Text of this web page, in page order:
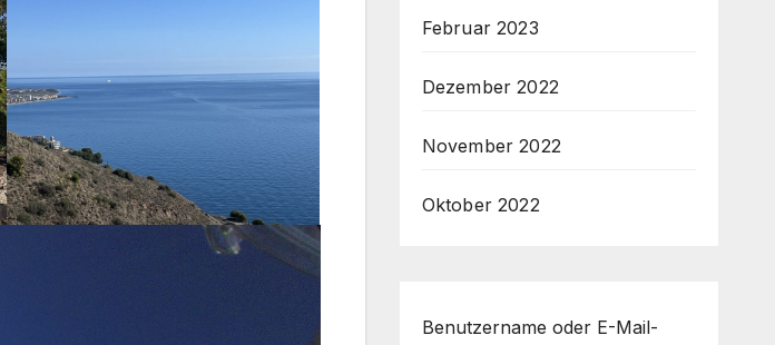
Februar 2023
Dezember 2022
November 2022
Oktober 2022
Benutzername oder E-Mail-